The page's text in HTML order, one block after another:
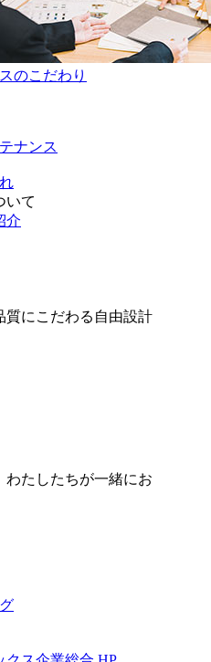
のこだわり
ナンス
いて
介
質にこだわる自由設計
わたしたちが一緒にお